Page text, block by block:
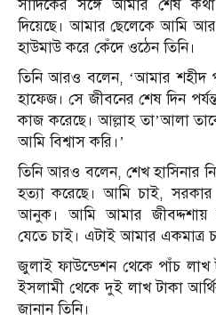
সাদিকের সঙ্গে আমার শেষ
দিয়েছে। আমার ছেলেকে আমি
হাউমাউ করে কেঁদে ওঠেন তিনি।
তিনি আরও বলেন, ‘আমার শহীদ
হাফেজ। সে জীবনের শেষ দিন
কাজ করেছে। আল্লাহ তা’আলা
আমি বিশ্বাস করি।’
তিনি আরও বলেন, শেখ হাসিনার
হত্যা করেছে। আমি চাই,
আনুক। আমি আমার জীবদ্দশায়
যেতে চাই। এটাই আমার একমাত্র
জুলাই ফাউন্ডেশন থেকে পাঁচ লাখ
ইসলামী থেকে দুই লাখ টাকা
জানান তিনি।